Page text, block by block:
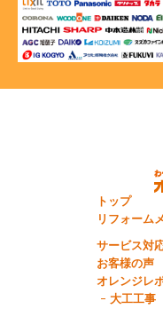
トップ
リフォーム
サービス対
お客様の声
オレンジレ
大工工事